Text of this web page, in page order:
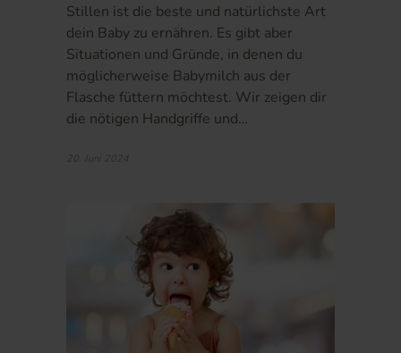
Stillen ist die beste und natürlichste Art
dein Baby zu ernähren. Es gibt aber
Situationen und Gründe, in denen du
möglicherweise Babymilch aus der
Flasche füttern möchtest. Wir zeigen dir
die nötigen Handgriffe und…
20. Juni 2024